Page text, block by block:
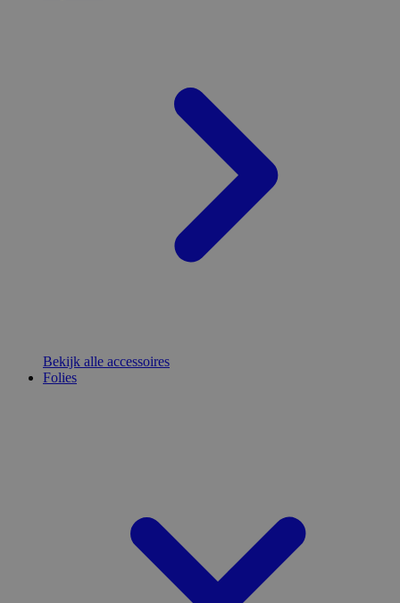
Bekijk alle accessoires
Folies